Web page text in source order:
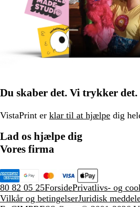
Du skaber det. Vi trykker det.
VistaPrint er klar til at hjælpe dig
Lad os hjælpe dig
Vores firma
80 82 05 25ForsidePrivatlivs- og
Vilkår og betingelserJuridisk